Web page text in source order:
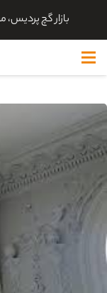
بازار گچ